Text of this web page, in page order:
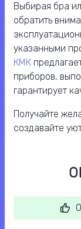
Выбирая бра
обратить
указанными
КМК
приборов,
гарантирует
Получайте
создавайте
0